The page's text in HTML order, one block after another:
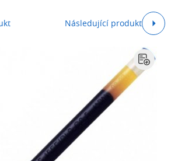
Následující produkt